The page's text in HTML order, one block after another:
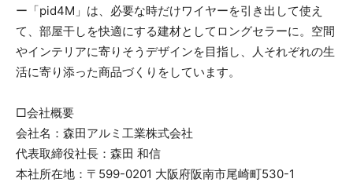
ー「pid4M」は、必要な時だけワイヤーを引き出して使え
て、部屋干しを快適にする建材としてロングセラーに。空間
やインテリアに寄りそうデザインを目指し、人それぞれの生
活に寄り添った商品づくりをしています。
□会社概要
会社名：森田アルミ工業株式会社
代表取締役社長：森田 和信
本社所在地：〒599-0201 大阪府阪南市尾崎町530-1